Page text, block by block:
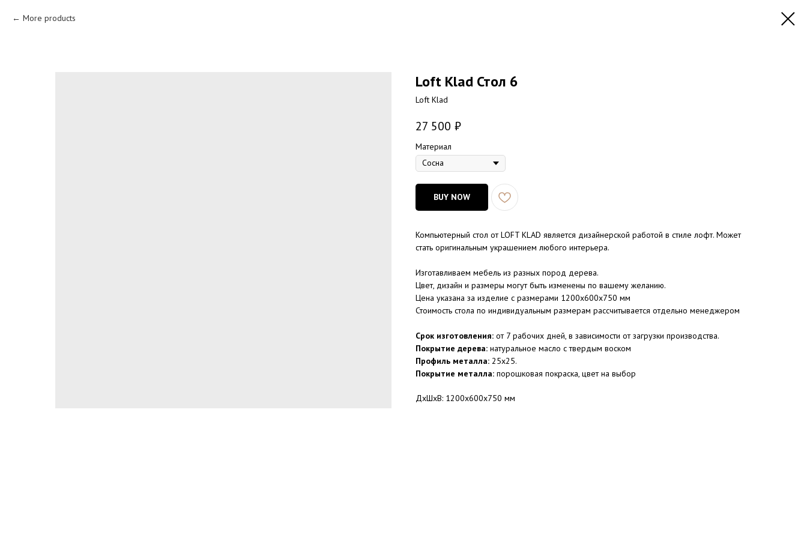
More products
Loft Klad Стол 6
Loft Klad
27 500 ₽
Материал
Сосна
BUY NOW
Компьютерный стол от LOFT KLAD является дизайнерской работой в стиле лофт. Может
стать оригинальным украшением любого интерьера.
Изготавливаем мебель из разных пород дерева.
Цвет, дизайн и размеры могут быть изменены по вашему желанию.
Цена указана за изделие с размерами 1200x600x750 мм
Стоимость стола по индивидуальным размерам рассчитывается отдельно менеджером
Срок изготовления: от 7 рабочих дней, в зависимости от загрузки производства.
Покрытие дерева: натуральное масло с твердым воском
Профиль металла: 25x25.
Покрытие металла: порошковая покраска, цвет на выбор
ДxШxВ: 1200x600x750 мм